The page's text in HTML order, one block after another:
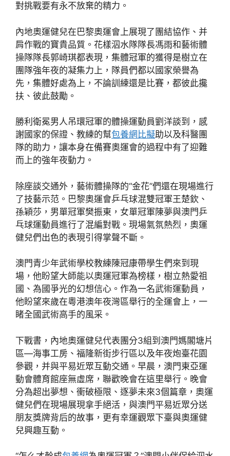
對挑戰要有永不放棄的精力。
內地奧運健兒在巴黎奧運會上展現了團結協作、并
肩作戰的寶貴品質。花樣泅水隊隊長馮雨和藝術體
操隊隊長郭崎琪都表現，集體冠軍的獲得是樹立在
團隊強年夜的凝集力上，隊員們都以國家榮譽為
先，集體好處為上，不論訓練還是比賽，都彼此攙
扶、彼此鼓勵。
勝利衛冕男人吊環冠軍的體操運動員劉洋談到，感
謝國家的保證、教練的幫包養網比擬助以及科醫團
隊的助力，讓本身在備賽奧運會的過程中有了迎難
而上的強年夜動力。
除座談交通外，藝術體操隊的“金花”們還在現場進行
了技藝示范。巴黎奧運會乒乓球混雙冠軍王楚欽、
孫穎莎，男單冠軍樊振東，女單冠軍陳夢與澳門乒
乓球運動員進行了混編對戰。現場氣氛熱烈，奧運
健兒們出色的表現引得掌聲不斷。
澳門青少年武術學校教練陳冠康帶學生們來到現
場，他盼望大師能以奧運冠軍為榜樣，樹立熱愛祖
國、為國爭光的幻想信心。作為一名武術運動員，
他盼望來歲在粵港澳年夜灣區舉行的全運會上，一
睹全國武術高手的風采。
下戰書，內地奧運健兒代表團分3組到澳門媽閣塘片
區—海事工房、福隆新街步行區以及年夜炮臺花園
參觀，并與平易近眾互動交通。早晨，澳門東亞運
動會體育館座無虛席，聯歡晚會在這里舉行。晚會
分為超出夢想、衝破極限、逐夢未來3個篇章，奧運
健兒們在現場展現拿手絕活，與澳門平易近眾分送
朋友獎牌背后的故事，更有幸運觀眾下臺與奧運健
兒興趣互動。